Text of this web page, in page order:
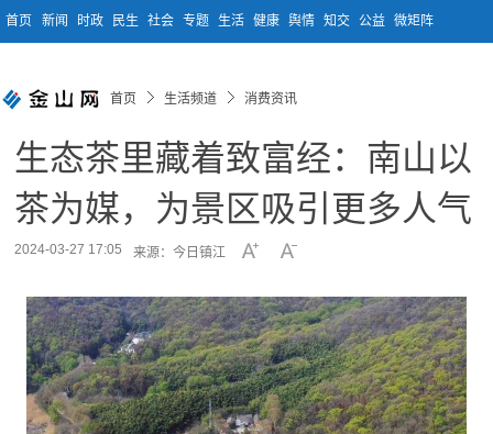
首页 新闻 时政 民生 社会 专题 生活 健康 舆情 知交 公益 微矩阵
首页 生活频道 消费资讯
生态茶里藏着致富经：南山以
茶为媒，为景区吸引更多人气
2024-03-27 17:05 来源：今日镇江